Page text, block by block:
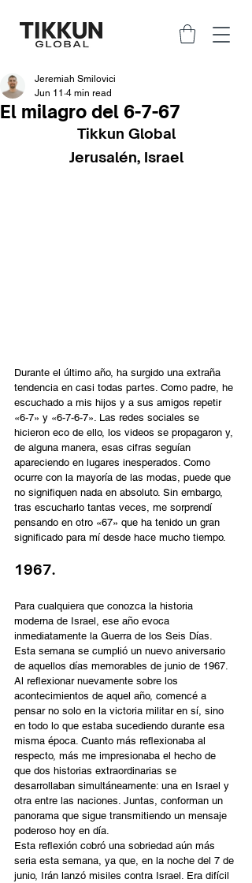
El milagro del 6-7-67
Jeremiah Smilovici
Jun 11 4 min read
Tikkun Global
Jerusalén, Israel
Durante el último año, ha surgido una extraña
tendencia en casi todas partes. Como padre, he
escuchado a mis hijos y a sus amigos repetir
«6-7» y «6-7-6-7». Las redes sociales se
hicieron eco de ello, los videos se propagaron y,
de alguna manera, esas cifras seguían
apareciendo en lugares inesperados. Como
ocurre con la mayoría de las modas, puede que
no signifiquen nada en absoluto. Sin embargo,
tras escucharlo tantas veces, me sorprendí
pensando en otro «67» que ha tenido un gran
significado para mí desde hace mucho tiempo.
1967.
Para cualquiera que conozca la historia
moderna de Israel, ese año evoca
inmediatamente la Guerra de los Seis Días.
Esta semana se cumplió un nuevo aniversario
de aquellos días memorables de junio de 1967.
Al reflexionar nuevamente sobre los
acontecimientos de aquel año, comencé a
pensar no solo en la victoria militar en sí, sino
en todo lo que estaba sucediendo durante esa
misma época. Cuanto más reflexionaba al
respecto, más me impresionaba el hecho de
que dos historias extraordinarias se
desarrollaban simultáneamente: una en Israel y
otra entre las naciones. Juntas, conforman un
panorama que sigue transmitiendo un mensaje
poderoso hoy en día.
Esta reflexión cobró una sobriedad aún más
seria esta semana, ya que, en la noche del 7 de
junio, Irán lanzó misiles contra Israel. Era difícil